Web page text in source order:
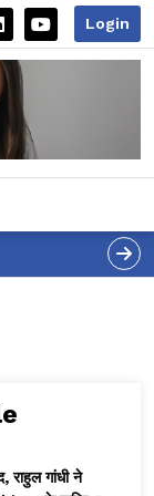
Login
राहुल गांधी ने